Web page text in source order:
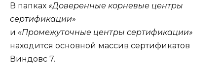
В папках «Доверенные корневые центры
сертификации»
и «Промежуточные центры сертификации»
находится основной массив сертификатов
Виндовс 7.